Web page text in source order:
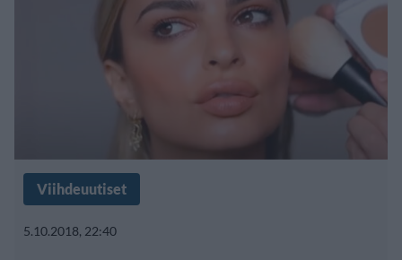
Viihdeuutiset
5.10.2018, 22:40